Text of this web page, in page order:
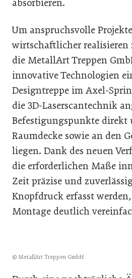
absorbieren.
Um anspruchsvolle
wirtschaftlicher realisieren
die MetallArt Treppen
innovative Technologien
Designtreppe im Axel-
die 3D-Laserscantechnik
Befestigungspunkte direkt
Raumdecke sowie an den
liegen. Dank des neuen
die erforderlichen Maße
Zeit präzise und
Knopfdruck erfasst
Montage deutlich
© MetallArt Treppen GmbH